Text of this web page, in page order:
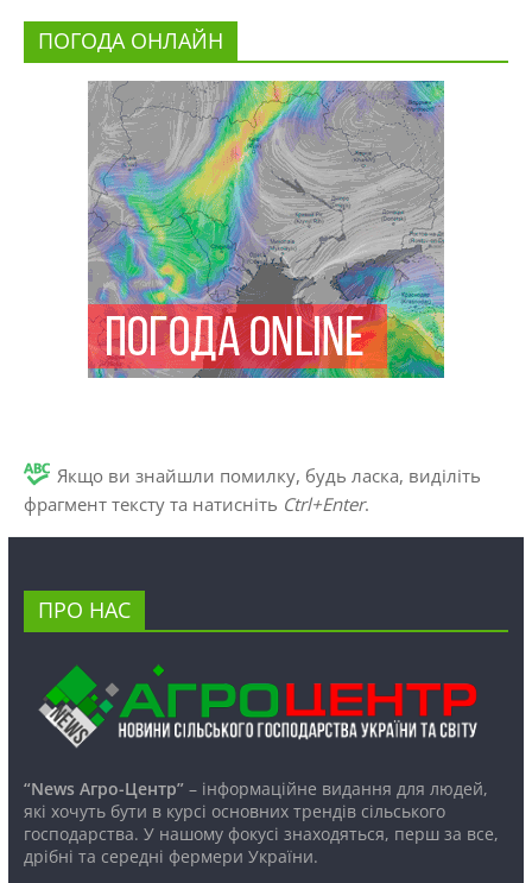
ПОГОДА ОНЛАЙН
Якщо ви знайшли помилку, будь ласка, виділіть
фрагмент тексту та натисніть Ctrl+Enter.
ПРО НАС
“News Агро-Центр”– інформаційне видання для людей,
які хочуть бути в курсі основних трендів сільського
господарства. У нашому фокусі знаходяться, перш за все,
дрібні та середні фермери України.